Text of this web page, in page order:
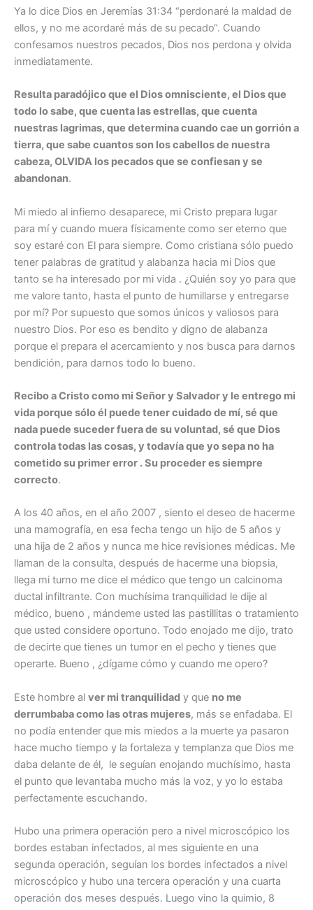
Ya lo dice Dios en Jeremías 31:34 “perdonaré la maldad de
ellos, y no me acordaré más de su pecado“. Cuando
confesamos nuestros pecados, Dios nos perdona y olvida
inmediatamente.
Resulta paradójico que el Dios omnisciente, el Dios que
todo lo sabe, que cuenta las estrellas, que cuenta
nuestras lagrimas, que determina cuando cae un gorrión a
tierra, que sabe cuantos son los cabellos de nuestra
cabeza, OLVIDA los pecados que se confiesan y se
abandonan.
Mi miedo al infierno desaparece, mi Cristo prepara lugar
para mí y cuando muera físicamente como ser eterno que
soy estaré con El para siempre. Como cristiana sólo puedo
tener palabras de gratitud y alabanza hacia mi Dios que
tanto se ha interesado por mi vida . ¿Quién soy yo para que
me valore tanto, hasta el punto de humillarse y entregarse
por mí? Por supuesto que somos únicos y valiosos para
nuestro Dios. Por eso es bendito y digno de alabanza
porque el prepara el acercamiento y nos busca para darnos
bendición, para darnos todo lo bueno.
Recibo a Cristo como mi Señor y Salvador y le entrego mi
vida porque sólo él puede tener cuidado de mí, sé que
nada puede suceder fuera de su voluntad, sé que Dios
controla todas las cosas, y todavía que yo sepa no ha
cometido su primer error . Su proceder es siempre
correcto.
A los 40 años, en el año 2007 , siento el deseo de hacerme
una mamografía, en esa fecha tengo un hijo de 5 años y
una hija de 2 años y nunca me hice revisiones médicas. Me
llaman de la consulta, después de hacerme una biopsia,
llega mi turno me dice el médico que tengo un calcinoma
ductal infiltrante. Con muchísima tranquilidad le dije al
médico, bueno , mándeme usted las pastillitas o tratamiento
que usted considere oportuno. Todo enojado me dijo, trato
de decirte que tienes un tumor en el pecho y tienes que
operarte. Bueno , ¿dígame cómo y cuando me opero?
Este hombre al ver mi tranquilidad y que no me
derrumbaba como las otras mujeres, más se enfadaba. El
no podía entender que mis miedos a la muerte ya pasaron
hace mucho tiempo y la fortaleza y templanza que Dios me
daba delante de él, le seguían enojando muchísimo, hasta
el punto que levantaba mucho más la voz, y yo lo estaba
perfectamente escuchando.
Hubo una primera operación pero a nivel microscópico los
bordes estaban infectados, al mes siguiente en una
segunda operación, seguían los bordes infectados a nivel
microscópico y hubo una tercera operación y una cuarta
operación dos meses después. Luego vino la quimio, 8